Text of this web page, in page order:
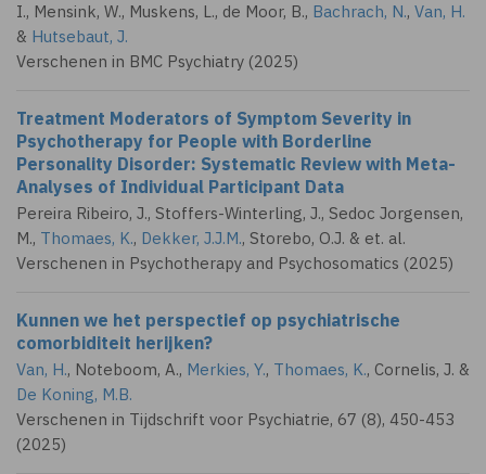
I., Mensink, W., Muskens, L., de Moor, B., Bachrach, N., Van, H.
& Hutsebaut, J.
Verschenen in BMC Psychiatry (2025)
Treatment Moderators of Symptom Severity in
Psychotherapy for People with Borderline
Personality Disorder: Systematic Review with Meta-
Analyses of Individual Participant Data
Pereira Ribeiro, J., Stoffers-Winterling, J., Sedoc Jorgensen,
M., Thomaes, K., Dekker, J.J.M., Storebo, O.J. & et. al.
Verschenen in Psychotherapy and Psychosomatics (2025)
Kunnen we het perspectief op psychiatrische
comorbiditeit herijken?
Van, H., Noteboom, A., Merkies, Y., Thomaes, K., Cornelis, J. &
De Koning, M.B.
Verschenen in Tijdschrift voor Psychiatrie, 67 (8), 450-453
(2025)